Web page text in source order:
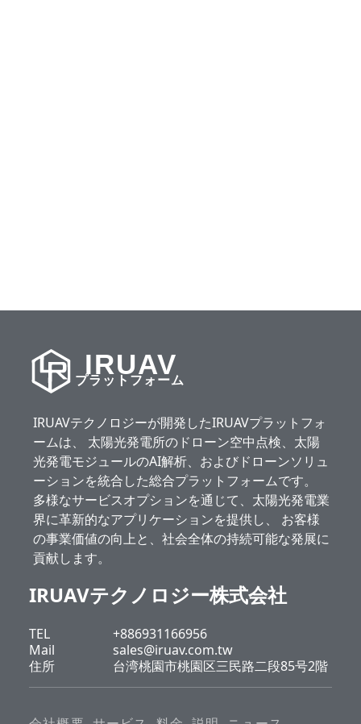
IRUAV
プラットフォーム
IRUAVテクノロジーが開発したIRUAVプラットフォ
ームは、 太陽光発電所のドローン空中点検、太陽
光発電モジュールのAI解析、およびドローンソリュ
ーションを統合した総合プラットフォームです。
多様なサービスオプションを通じて、太陽光発電業
界に革新的なアプリケーションを提供し、 お客様
の事業価値の向上と、社会全体の持続可能な発展に
貢献します。
IRUAVテクノロジー株式会社
TEL
+886931166956
Mail
sales@iruav.com.tw
住所
台湾桃園市桃園区三民路二段85号2階